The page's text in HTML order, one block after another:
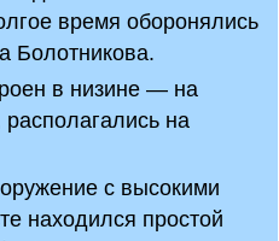
время оборонялись
Болотникова.
в низине — на
на
с высокими
находился простой